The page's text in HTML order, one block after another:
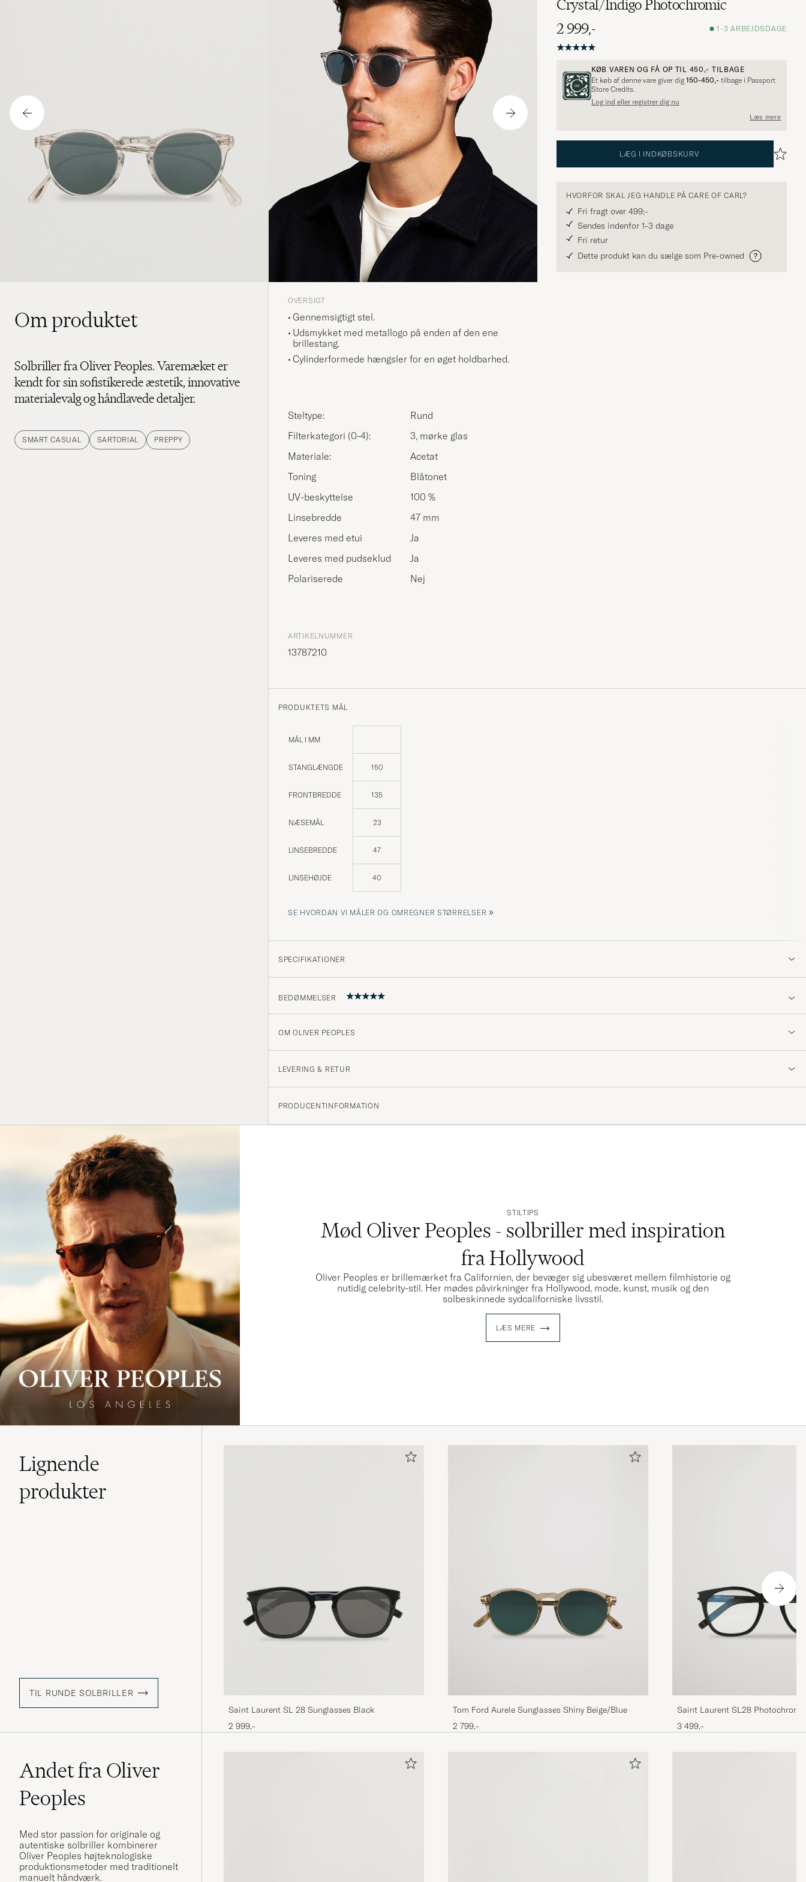
Crystal/Indigo Photochromic
2 999,-
1-3 ARBEJDSDAGE
KØB VAREN OG FÅ OP TIL 450,- TILBAGE
Et køb af denne vare giver dig 150-450,- tilbage i Passport
Store Credits.
Log ind eller registrer dig nu
Læs mere
LÆG I INDKØBSKURV
HVORFOR SKAL JEG HANDLE PÅ CARE OF CARL?
Fri fragt over 499;-
Sendes indenfor 1-3 dage
Fri retur
Dette produkt kan du sælge som Pre-owned
Om produktet
Solbriller fra Oliver Peoples. Varemæket er
kendt for sin sofistikerede æstetik, innovative
materialevalg og håndlavede detaljer.
SMART CASUAL SARTORIAL PREPPY
OVERSIGT
Gennemsigtigt stel.
Udsmykket med metallogo på enden af den ene
brillestang.
Cylinderformede hængsler for en øget holdbarhed.
Steltype:
Rund
Filterkategori (0-4):
3, mørke glas
Materiale:
Acetat
Toning
Blåtonet
UV-beskyttelse
100 %
Linsebredde
47 mm
Leveres med etui
Ja
Leveres med pudseklud
Ja
Polariserede
Nej
ARTIKELNUMMER
13787210
PRODUKTETS MÅL
MÅL I MM
STANGLÆNGDE 150
FRONTBREDDE 135
NÆSEMÅL 23
LINSEBREDDE 47
LINSEHØJDE 40
SE HVORDAN VI MÅLER OG OMREGNER STØRRELSER »
SPECIFIKATIONER
BEDØMMELSER
5
OM OLIVER PEOPLES
LEVERING & RETUR
PRODUCENTINFORMATION
STILTIPS
Mød Oliver Peoples - solbriller med inspiration
fra Hollywood
Oliver Peoples er brillemærket fra Californien, der bevæger sig ubesværet mellem filmhistorie og
nutidig celebrity-stil. Her mødes påvirkninger fra Hollywood, mode, kunst, musik og den
solbeskinnede sydcaliforniske livsstil.
LÆS MERE
Lignende
produkter
TIL RUNDE SOLBRILLER
Saint Laurent SL 28 Sunglasses Black
2 999,-
Tom Ford Aurele Sunglasses Shiny Beige/Blue
2 799,-
Saint Laurent SL28
Black/Transparent
3 499,-
Andet fra Oliver
Peoples
Med stor passion for originale og
autentiske solbriller kombinerer
Oliver Peoples højteknologiske
produktionsmetoder med traditionelt
manuelt håndværk.